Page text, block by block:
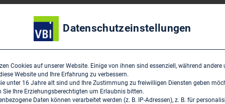
Datenschutzeinstellungen
Cookies auf unserer Website. Einige von ihnen sind essenziell, während andere
Website und Ihre Erfahrung zu verbessern.
unter 16 Jahre alt sind und Ihre Zustimmung zu freiwilligen Diensten geben
Sie Ihre Erziehungsberechtigten um Erlaubnis bitten.
Daten können verarbeitet werden (z. B. IP-Adressen), z. B. für